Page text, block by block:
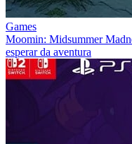
Games
Moomin: Midsummer
esperar da aventura